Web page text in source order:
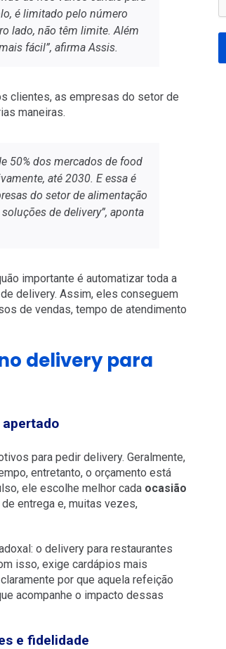
é limitado pelo número
lado, não têm limite. Além
fácil”, afirma Assis.
clientes, as empresas do setor de
maneiras.
50% dos mercados de food
até 2030. E essa é
do setor de alimentação
de delivery”, aponta
importante é automatizar toda a
delivery. Assim, eles conseguem
de vendas, tempo de atendimento
delivery para
para pedir delivery. Geralmente,
entretanto, o orçamento está
ele escolhe melhor cada ocasião
entrega e, muitas vezes,
o delivery para restaurantes
isso, exige cardápios mais
por que aquela refeição
acompanhe o impacto dessas
e fidelidade